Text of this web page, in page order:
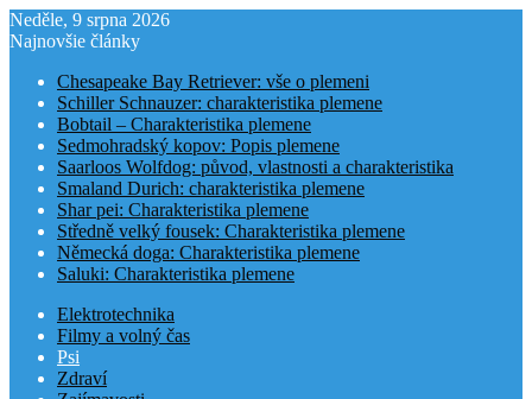
Neděle, 9 srpna 2026
Najnovšie články
Chesapeake Bay Retriever: vše o plemeni
Schiller Schnauzer: charakteristika plemene
Bobtail – Charakteristika plemene
Sedmohradský kopov: Popis plemene
Saarloos Wolfdog: původ, vlastnosti a charakteristika
Smaland Durich: charakteristika plemene
Shar pei: Charakteristika plemene
Středně velký fousek: Charakteristika plemene
Německá doga: Charakteristika plemene
Saluki: Charakteristika plemene
Elektrotechnika
Filmy a volný čas
Psi
Zdraví